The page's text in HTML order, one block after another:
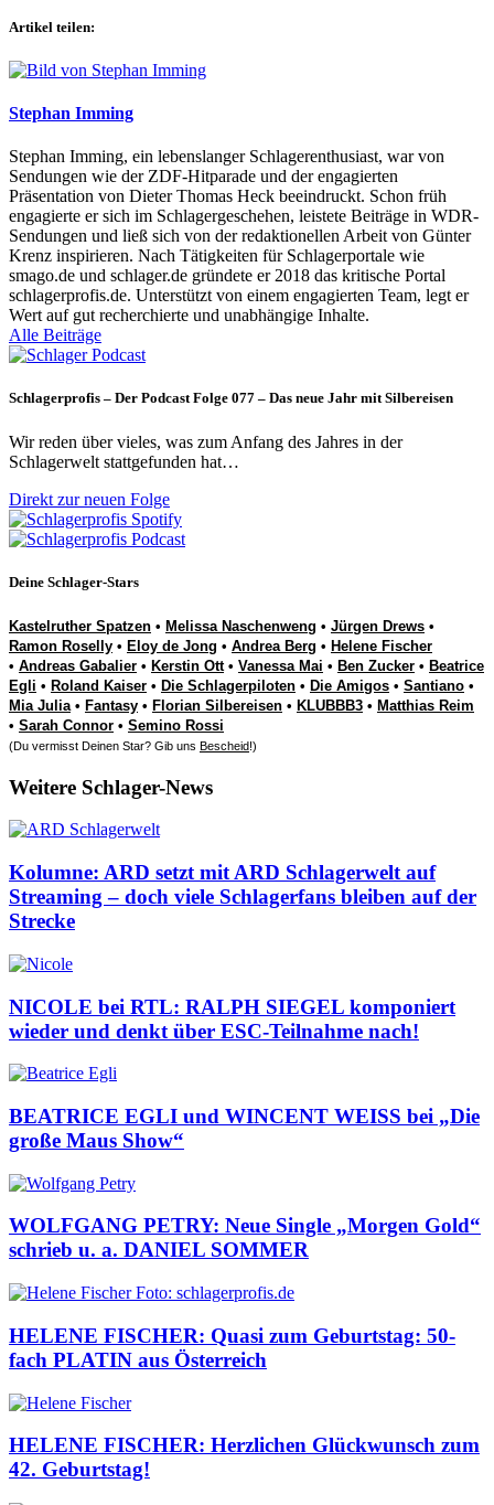
Artikel teilen:
Stephan Imming
Stephan Imming, ein lebenslanger Schlagerenthusiast, war von
Sendungen wie der ZDF-Hitparade und der engagierten
Präsentation von Dieter Thomas Heck beeindruckt. Schon früh
engagierte er sich im Schlagergeschehen, leistete Beiträge in WDR-
Sendungen und ließ sich von der redaktionellen Arbeit von Günter
Krenz inspirieren. Nach Tätigkeiten für Schlagerportale wie
smago.de und schlager.de gründete er 2018 das kritische Portal
schlagerprofis.de. Unterstützt von einem engagierten Team, legt er
Wert auf gut recherchierte und unabhängige Inhalte.
Alle Beiträge
Schlagerprofis – Der Podcast Folge 077 – Das neue Jahr mit Silbereisen
Wir reden über vieles, was zum Anfang des Jahres in der
Schlagerwelt stattgefunden hat…
Direkt zur neuen Folge
Deine Schlager-Stars
Kastelruther Spatzen • Melissa Naschenweng • Jürgen Drews •
Ramon Roselly • Eloy de Jong • Andrea Berg • Helene Fischer
• Andreas Gabalier • Kerstin Ott• Vanessa Mai • Ben Zucker • Beatrice
Egli • Roland Kaiser • Die Schlagerpiloten • Die Amigos • Santiano •
Mia Julia• Fantasy • Florian Silbereisen • KLUBBB3 • Matthias Reim
• Sarah Connor • Semino Rossi
(Du vermisst Deinen Star? Gib uns Bescheid!)
Weitere Schlager-News
Kolumne: ARD setzt mit ARD Schlagerwelt auf
Streaming – doch viele Schlagerfans bleiben auf der
Strecke
NICOLE bei RTL: RALPH SIEGEL komponiert
wieder und denkt über ESC-Teilnahme nach!
BEATRICE EGLI und WINCENT WEISS bei „Die
große Maus Show“
WOLFGANG PETRY: Neue Single „Morgen Gold“
schrieb u. a. DANIEL SOMMER
HELENE FISCHER: Quasi zum Geburtstag: 50-
fach PLATIN aus Österreich
HELENE FISCHER: Herzlichen Glückwunsch zum
42. Geburtstag!